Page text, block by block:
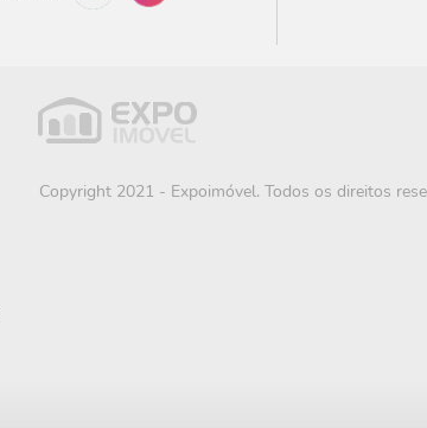
Copyright 2021 - Expoimóvel. Todos os direitos